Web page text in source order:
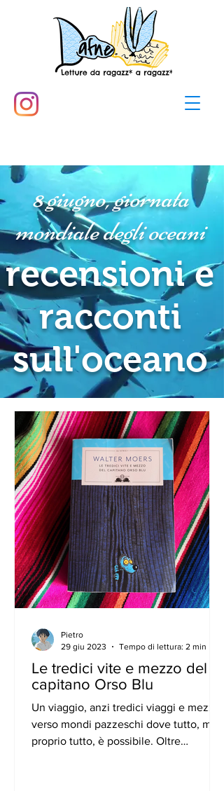
8 giugno, giornata
mondiale degli oceani
recensioni e
racconti
sull'oceano
Le tredici vite e mezzo del
capitano Orso Blu
Un viaggio, anzi tredici viaggi e mezzo
verso mondi pazzeschi dove tutto, ma
proprio tutto, è possibile. Oltre
Pietro
29 giu 2023
Tempo di lettura: 2 min